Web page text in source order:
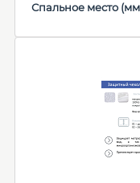
Спальное место